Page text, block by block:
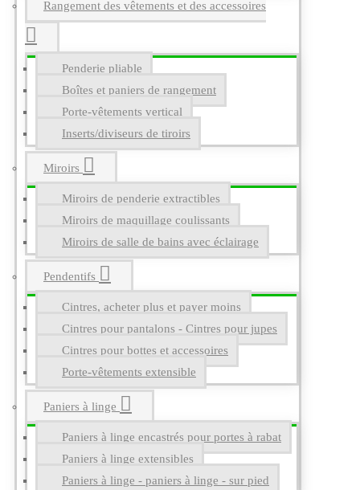
Rangement des vêtements et des accessoires
Penderie pliable
Boîtes et paniers de rangement
Porte-vêtements vertical
Inserts/diviseurs de tiroirs
Miroirs
Miroirs de penderie extractibles
Miroirs de maquillage coulissants
Miroirs de salle de bains avec éclairage
Pendentifs
Cintres, acheter plus et payer moins
Cintres pour pantalons - Cintres pour jupes
Cintres pour bottes et accessoires
Porte-vêtements extensible
Paniers à linge
Paniers à linge encastrés pour portes à rabat
Paniers à linge extensibles
Paniers à linge - paniers à linge - sur pied